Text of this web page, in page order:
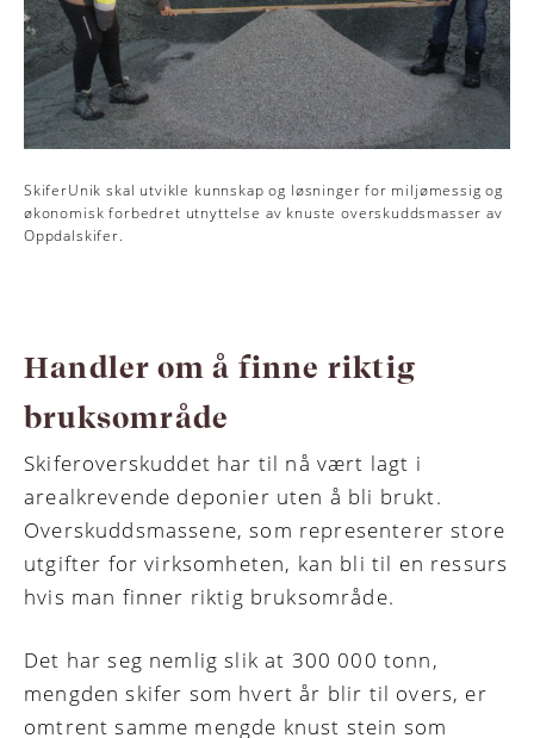
SkiferUnik skal utvikle kunnskap og løsninger for miljømessig og
økonomisk forbedret utnyttelse av knuste overskuddsmasser av
Oppdalskifer.
Handler om å finne riktig
bruksområde
Skiferoverskuddet har til nå vært lagt i
arealkrevende deponier uten å bli brukt.
Overskuddsmassene, som representerer store
utgifter for virksomheten, kan bli til en ressurs
hvis man finner riktig bruksområde.
Det har seg nemlig slik at 300 000 tonn,
mengden skifer som hvert år blir til overs, er
omtrent samme mengde knust stein som